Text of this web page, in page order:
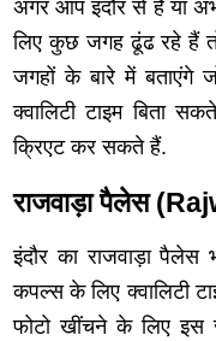
अगर आप इंदौर से हैं या
लिए कुछ जगह ढूंढ रहे हैं
जगहों के बारे में बताएंगे
क्वालिटी टाइम बिता
क्रिएट कर सकते हैं.
राजवाड़ा पैलेस
इंदौर का राजवाड़ा
कपल्स के लिए क्वालिटी
फोटो खींचने के लिए इस